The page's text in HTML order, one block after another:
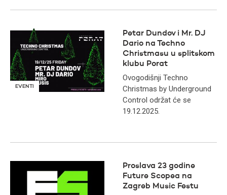
EVENTI
Petar Dundov i Mr. DJ
Dario na Techno
Christmasu u splitskom
klubu Porat
Ovogodišnji Techno
Christmas by Underground
Control održat će se
19.12.2025.
Proslava 23 godine
Future Scopea na
Zagreb Music Festu